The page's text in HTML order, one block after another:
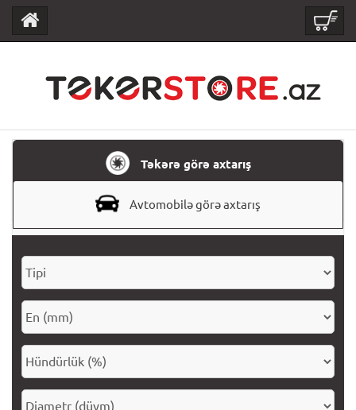
Təkərə görə axtarış
Avtomobilə görə axtarış